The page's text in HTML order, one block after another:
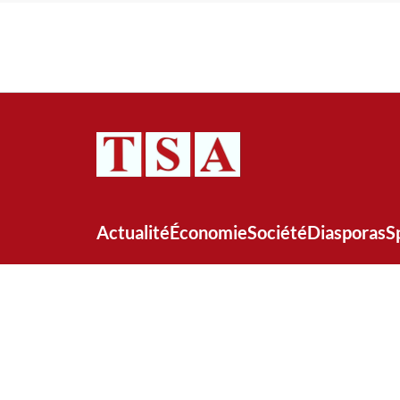
ActualitéÉconomieSociétéDiasporas